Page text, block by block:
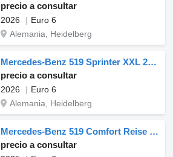
precio a consultar
2026
Euro 6
Alemania, Heidelberg
Mercedes-Benz 519 Sprinter XXL 22+1+1, seitl. Kofferräume, VIP Ausstattung nuevo
precio a consultar
2026
Euro 6
Alemania, Heidelberg
Mercedes-Benz 519 Comfort Reise / Manual / 22+1+1 / 7.87 mt / IN STOCK nuevo
precio a consultar